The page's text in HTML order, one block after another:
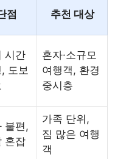
점 추천 대상
시간
도보
혼자·소규모
여행객, 환경
중시층
불편,
혼잡
가족 단위,
짐 많은 여행
객